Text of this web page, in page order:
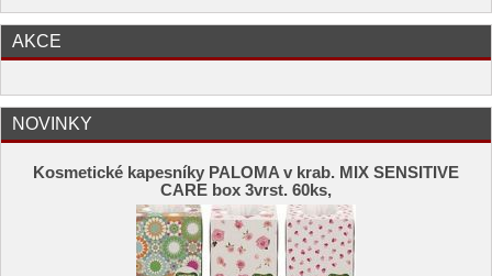
AKCE
NOVINKY
Kosmetické kapesníky PALOMA v krab. MIX SENSITIVE
CARE box 3vrst. 60ks,